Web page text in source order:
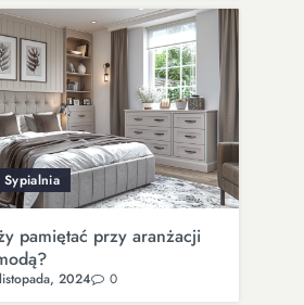
Sypialnia
pamiętać przy aranżacji
2024 0